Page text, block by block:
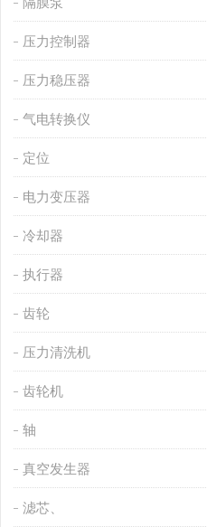
压力控制器
压力稳压器
气电转换仪
定位
电力变压器
冷却器
执行器
齿轮
压力清洗机
齿轮机
轴
真空发生器
滤芯、